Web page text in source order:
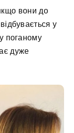
вони до
у
поганому
дуже